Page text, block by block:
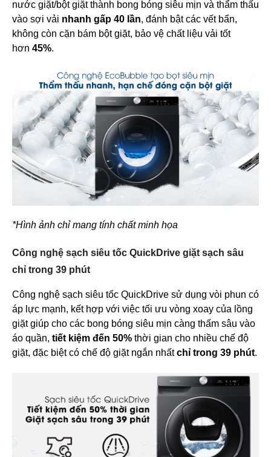
nước giặt/bột giặt thành bong bóng siêu mịn và thẩm thấu
vào sợi vải nhanh gấp 40 lần, đánh bật các vết bẩn,
không còn cặn bám bột giặt, bảo vệ chất liệu vải tốt
hơn 45%.
*Hình ảnh chỉ mang tính chất minh họa
Công nghệ sạch siêu tốc QuickDrive giặt sạch sâu
chỉ trong 39 phút
Công nghệ sạch siêu tốc QuickDrive sử dụng vòi phun có
áp lực mạnh, kết hợp với việc tối ưu vòng xoay của lồng
giặt giúp cho các bong bóng siêu mịn càng thấm sâu vào
áo quần, tiết kiệm đến 50% thời gian cho nhiều chế độ
giặt, đặc biệt có chế độ giặt ngắn nhấtchỉ trong 39 phút.